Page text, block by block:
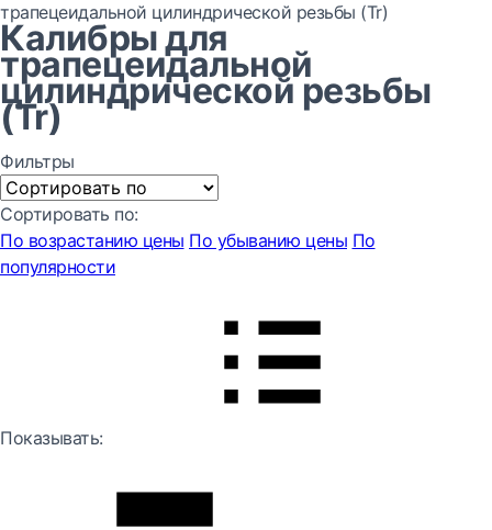
трапецеидальной цилиндрической резьбы (Tr)
Калибры для
трапецеидальной
цилиндрической резьбы
(Tr)
Фильтры
Сортировать по:
По возрастанию цены По убыванию цены По
популярности
Показывать: